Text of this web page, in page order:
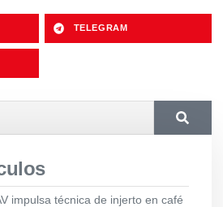
TELEGRAM
impulsa técnica de injerto en café